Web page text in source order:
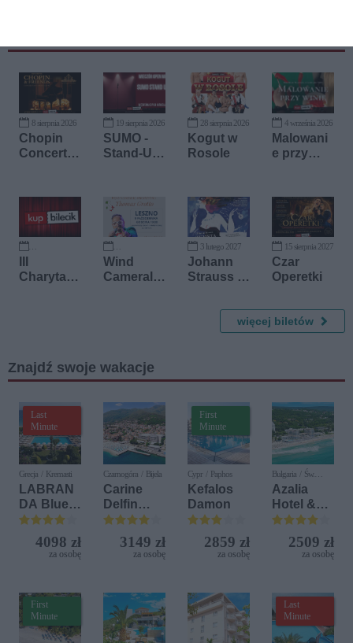
8 sierpnia 2026
Chopin
Concert
19 sierpnia 2026
SUMO -
Stand-Up
28 sierpnia 2026
Kogut w
Rosole
4 września 2026
Malowani
e przy
Art
18 września 2026
Charytaty
go
9 października 2026
Wind
Cameral
3 lutego 2027
Johann
Strauss -
Nietoperz
15 sierpnia 2027
Czar
Operetki
więcej biletów
Znajdź swoje wakacje
Last
Minute
Grecja / Kremasti
LABRAN
DA Blue
Bay
Resort
4098 zł
za osobę
Czarnogóra / Bijela
Carine
Delfin
Bijela (ex.
Iberostar
Bijela
3149 zł
za osobę
First
Minute
Cypr / Paphos
Kefalos
Damon
2859 zł
za osobę
Bułgaria / Św.
Konstantyn i Elena
Azalia
Hotel &
Spa
2509 zł
za osobę
First
Minute
Last
Minute